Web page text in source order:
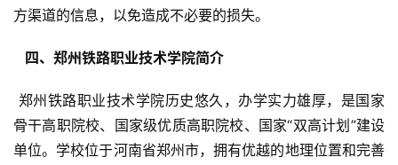
方渠道的信息，以免造成不必要的损失。
  四、郑州铁路职业技术学院简介
骨干高职院校、国家级优质高职院校、国家“双高计划”建设
单位。学校位于河南省郑州市，拥有优越的地理位置和完善